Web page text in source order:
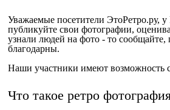
Уважаемые посетители ЭтоРетро.ру, у
публикуйте свои фотографии,
узнали людей на фото - то
благодарны.
Наши участники имеют возможность
Что такое ретро